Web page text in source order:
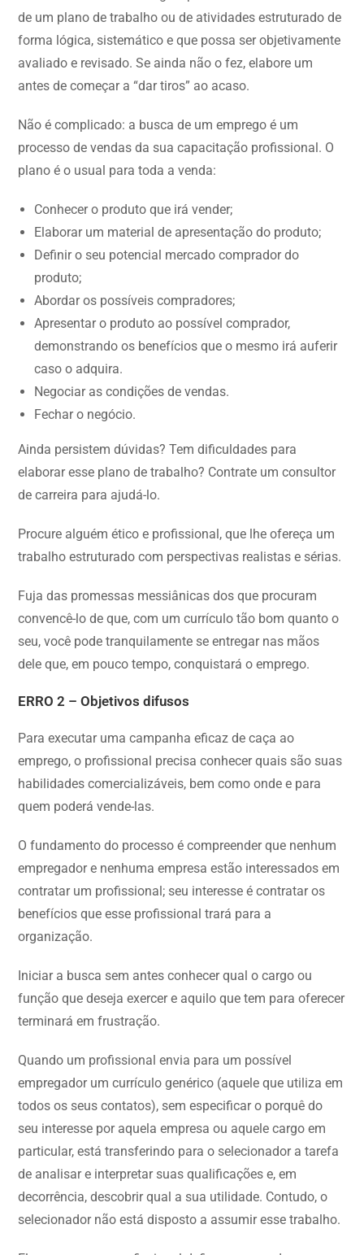
de um plano de trabalho ou de atividades estruturado de
forma lógica, sistemático e que possa ser objetivamente
avaliado e revisado. Se ainda não o fez, elabore um
antes de começar a “dar tiros” ao acaso.
Não é complicado: a busca de um emprego é um
processo de vendas da sua capacitação profissional. O
plano é o usual para toda a venda:
Conhecer o produto que irá vender;
Elaborar um material de apresentação do produto;
Definir o seu potencial mercado comprador do
produto;
Abordar os possíveis compradores;
Apresentar o produto ao possível comprador,
demonstrando os benefícios que o mesmo irá auferir
caso o adquira.
Negociar as condições de vendas.
Fechar o negócio.
Ainda persistem dúvidas? Tem dificuldades para
elaborar esse plano de trabalho? Contrate um consultor
de carreira para ajudá-lo.
Procure alguém ético e profissional, que lhe ofereça um
trabalho estruturado com perspectivas realistas e sérias.
Fuja das promessas messiânicas dos que procuram
convencê-lo de que, com um currículo tão bom quanto o
seu, você pode tranquilamente se entregar nas mãos
dele que, em pouco tempo, conquistará o emprego.
ERRO 2 – Objetivos difusos
Para executar uma campanha eficaz de caça ao
emprego, o profissional precisa conhecer quais são suas
habilidades comercializáveis, bem como onde e para
quem poderá vende-las.
O fundamento do processo é compreender que nenhum
empregador e nenhuma empresa estão interessados em
contratar um profissional; seu interesse é contratar os
benefícios que esse profissional trará para a
organização.
Iniciar a busca sem antes conhecer qual o cargo ou
função que deseja exercer e aquilo que tem para oferecer
terminará em frustração.
Quando um profissional envia para um possível
empregador um currículo genérico (aquele que utiliza em
todos os seus contatos), sem especificar o porquê do
seu interesse por aquela empresa ou aquele cargo em
particular, está transferindo para o selecionador a tarefa
de analisar e interpretar suas qualificações e, em
decorrência, descobrir qual a sua utilidade. Contudo, o
selecionador não está disposto a assumir esse trabalho.